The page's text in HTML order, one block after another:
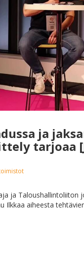
ja
tarjoaa
ja Taloushallintoliiton
Ilkkaa aiheesta